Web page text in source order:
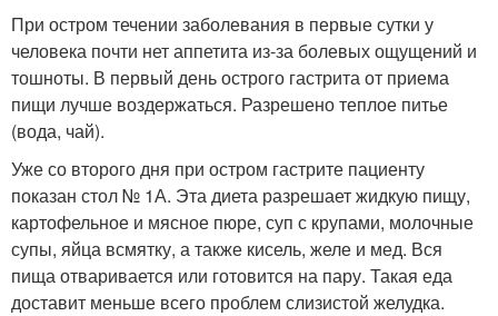
При остром течении заболевания в первые сутки у
человека почти нет аппетита из-за болевых ощущений и
тошноты. В первый день острого гастрита от приема
пищи лучше воздержаться. Разрешено теплое питье
(вода, чай).
Уже со второго дня при остром гастрите пациенту
показан стол № 1А. Эта диета разрешает жидкую пищу,
картофельное и мясное пюре, суп с крупами, молочные
супы, яйца всмятку, а также кисель, желе и мед. Вся
пища отваривается или готовится на пару. Такая еда
доставит меньше всего проблем слизистой желудка.